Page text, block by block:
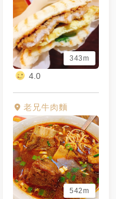
343m
4.0
老兄牛肉麵
542m